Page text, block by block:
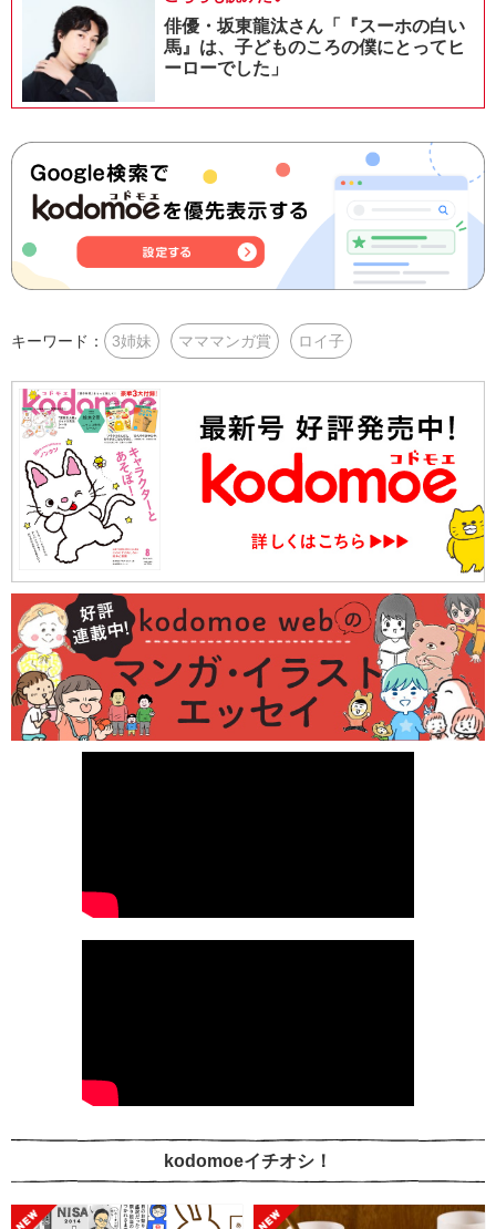
俳優・坂東龍汰さん「『スーホの白い
馬』は、子どものころの僕にとってヒ
ーローでした」
キーワード： 3姉妹 マママンガ賞 ロイ子
kodomoeイチオシ！